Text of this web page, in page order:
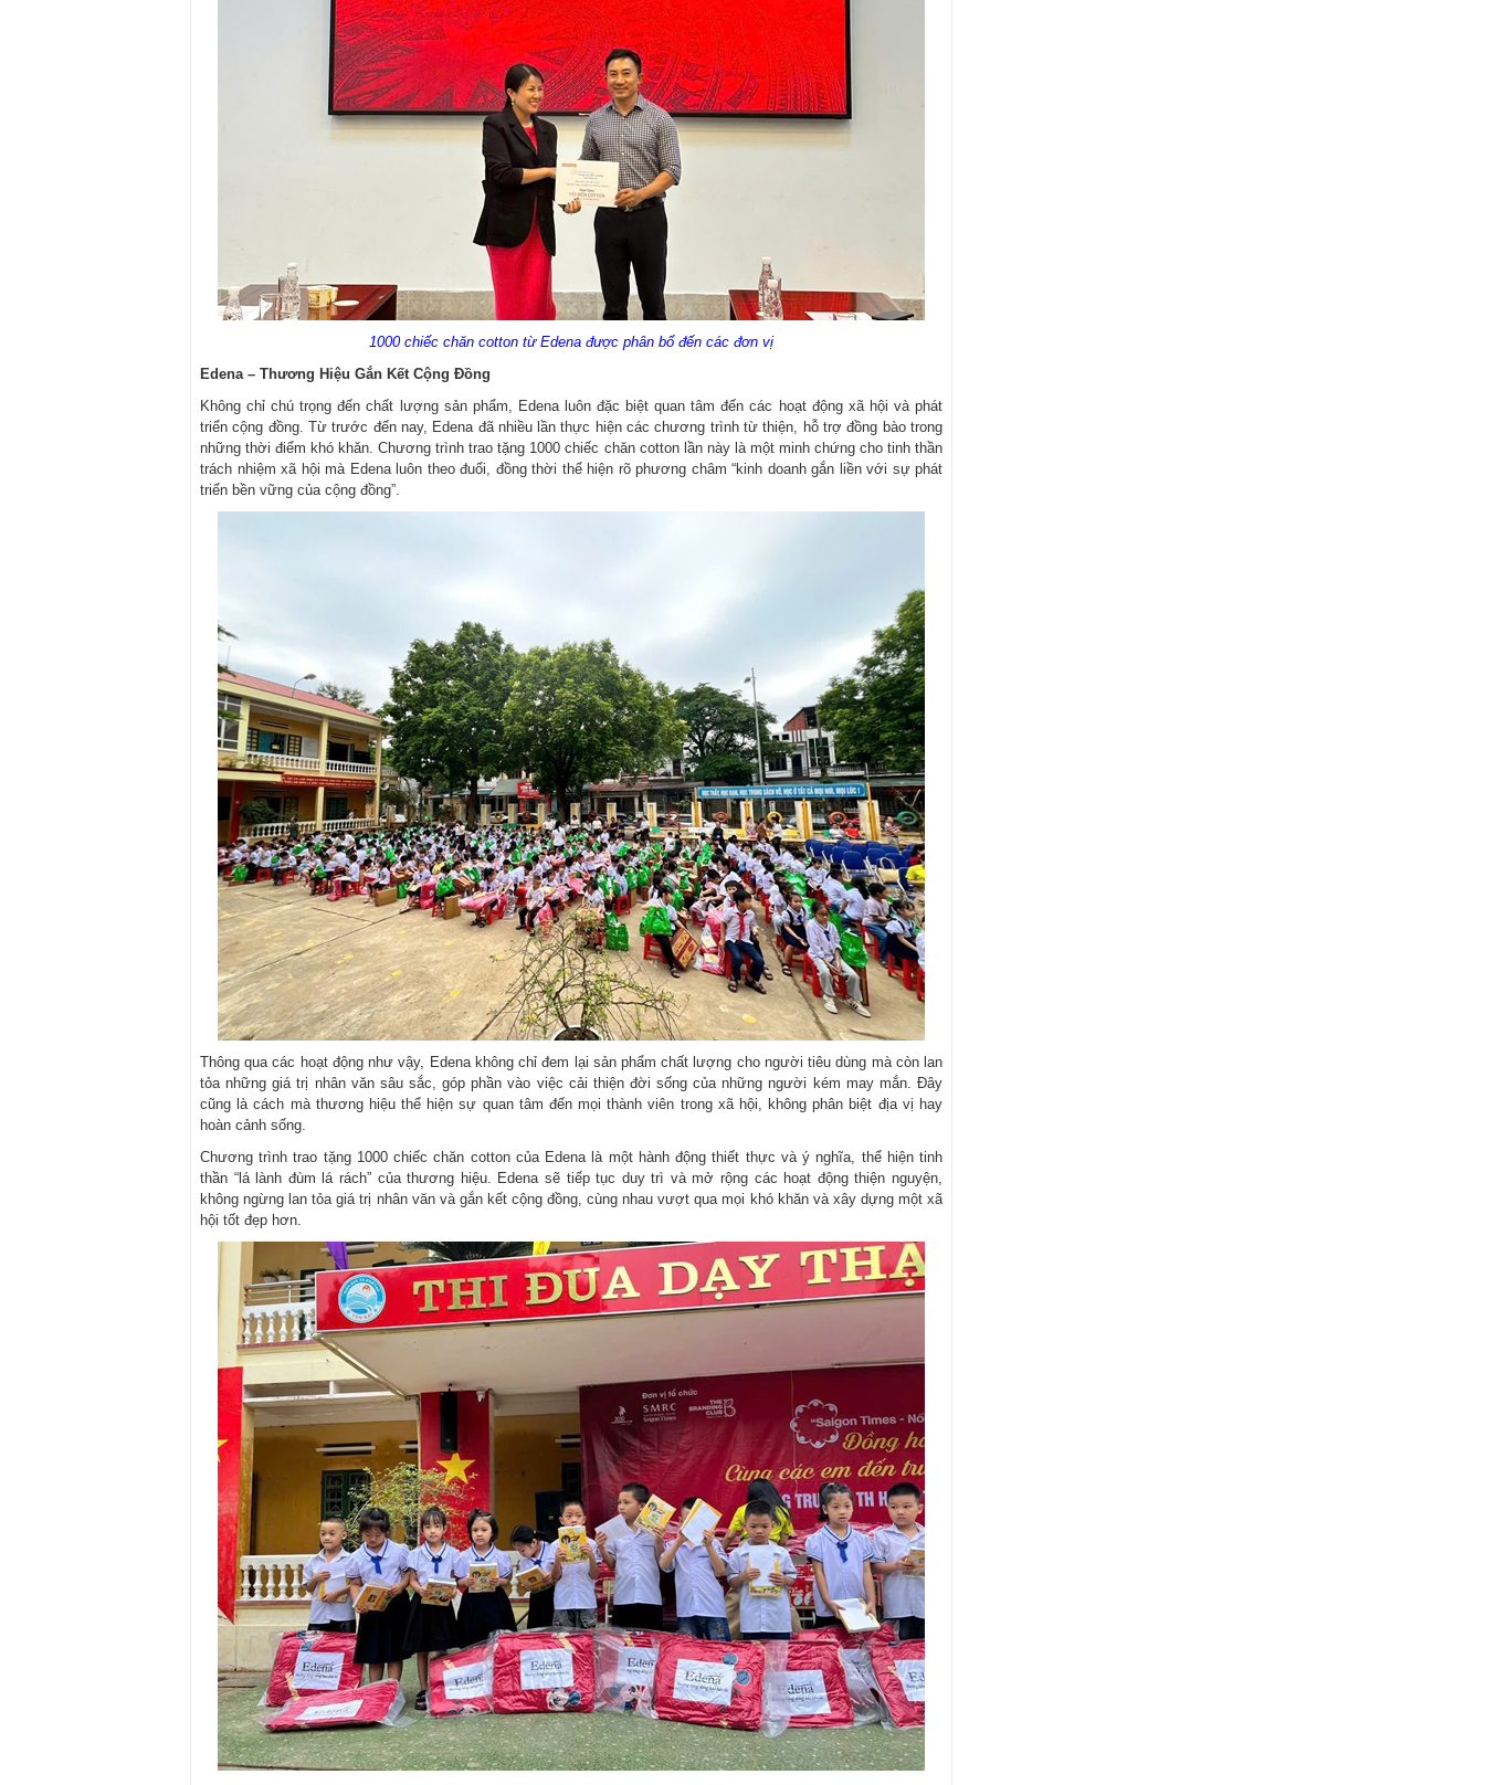
1000 chiếc chăn cotton từ Edena được phân bổ đến các đơn vị
Edena – Thương Hiệu Gắn Kết Cộng Đồng
Không chỉ chú trọng đến chất lượng sản phẩm, Edena luôn đặc biệt quan tâm đến các hoạt động xã hội và phát
triển cộng đồng. Từ trước đến nay, Edena đã nhiều lần thực hiện các chương trình từ thiện, hỗ trợ đồng bào trong
những thời điểm khó khăn. Chương trình trao tặng 1000 chiếc chăn cotton lần này là một minh chứng cho tinh thần
trách nhiệm xã hội mà Edena luôn theo đuổi, đồng thời thể hiện rõ phương châm “kinh doanh gắn liền với sự phát
triển bền vững của cộng đồng”.
Thông qua các hoạt động như vậy, Edena không chỉ đem lại sản phẩm chất lượng cho người tiêu dùng mà còn lan
tỏa những giá trị nhân văn sâu sắc, góp phần vào việc cải thiện đời sống của những người kém may mắn. Đây
cũng là cách mà thương hiệu thể hiện sự quan tâm đến mọi thành viên trong xã hội, không phân biệt địa vị hay
hoàn cảnh sống.
Chương trình trao tặng 1000 chiếc chăn cotton của Edena là một hành động thiết thực và ý nghĩa, thể hiện tinh
thần “lá lành đùm lá rách” của thương hiệu. Edena sẽ tiếp tục duy trì và mở rộng các hoạt động thiện nguyện,
không ngừng lan tỏa giá trị nhân văn và gắn kết cộng đồng, cùng nhau vượt qua mọi khó khăn và xây dựng một xã
hội tốt đẹp hơn.